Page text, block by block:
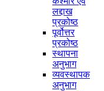
लद्दाख
प्रकोष्ठ
पूर्वोत्तर
प्रकोष्ठ
स्थापना
अनुभाग
व्यवस्थापक
अनुभाग